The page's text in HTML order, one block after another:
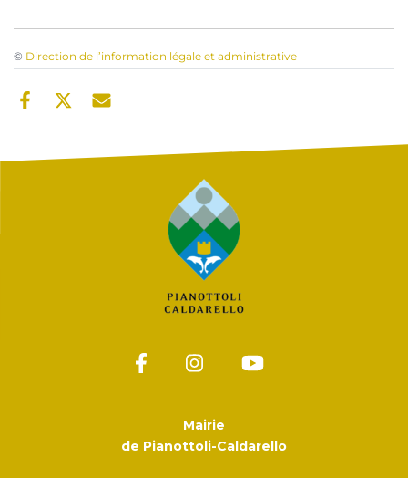
© Direction de l’information légale et administrative
Mairie
de Pianottoli-Caldarello